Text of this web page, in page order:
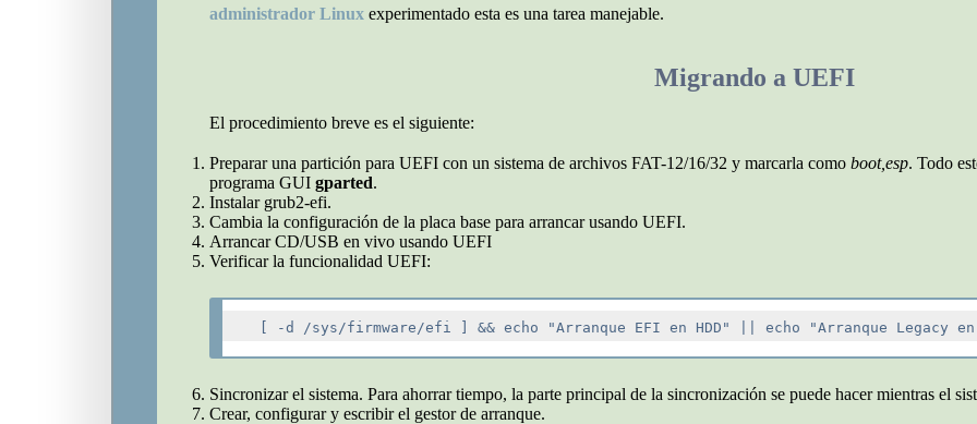
administrador Linux experimentado esta es una tarea manejable.
Migrando a UEFI
El procedimiento breve es el siguiente:
Preparar una partición para UEFI con un sistema de archivos FAT-12/16/32 y marcarla como boot,esp. Todo
programa GUI gparted.
Instalar grub2-efi.
Cambia la configuración de la placa base para arrancar usando UEFI.
Arrancar CD/USB en vivo usando UEFI
Verificar la funcionalidad UEFI:
Sincronizar el sistema. Para ahorrar tiempo, la parte principal de la sincronización se puede hacer mientras el
Crear, configurar y escribir el gestor de arranque.